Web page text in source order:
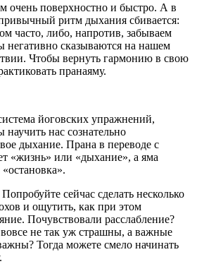
поверхностно и быстро. А в
ритм дыхания сбивается:
часто, либо, напротив, забываем
сказываются на нашем
Чтобы вернуть гармонию в свою
пранаяму.
йоговских упражнений,
научить нас сознательно
дыхание. Прана в переводе с
«жизнь» или «дыхание», а яма
сейчас сделать несколько
и ощутить, как при этом
Почувствовали расслабление?
не так уж страшны, а важные
Тогда можете смело начинать